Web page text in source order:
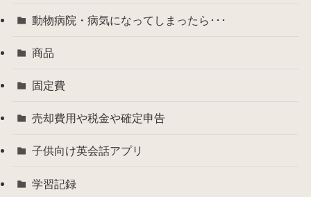
動物病院・病気になってしまったら･･･
商品
固定費
売却費用や税金や確定申告
子供向け英会話アプリ
学習記録